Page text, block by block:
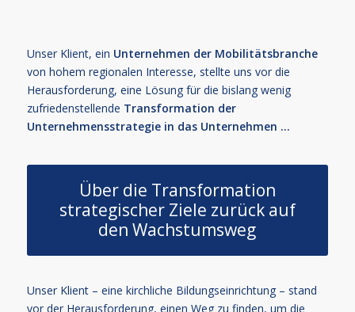
Unser Klient, ein Unternehmen der Mobilitätsbranche
von hohem regionalen Interesse, stellte uns vor die
Herausforderung, eine Lösung für die bislang wenig
zufriedenstellende Transformation der
Unternehmensstrategie in das Unternehmen …
Über die Transformation
strategischer Ziele zurück auf
den Wachstumsweg
Unser Klient – eine kirchliche Bildungseinrichtung – stand
vor der Herausforderung, einen Weg zu finden, um die